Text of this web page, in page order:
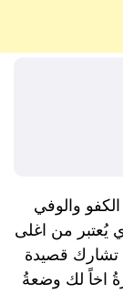
والوفي
يُعتبر من اغلى
تشارك قصيدة
اخاً لك وضعةُ